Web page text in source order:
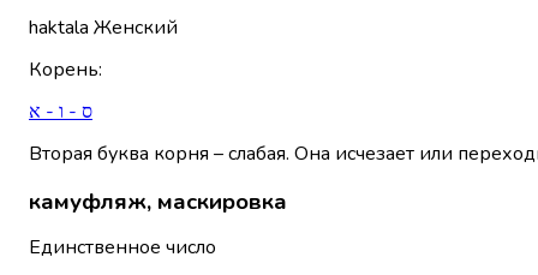
haktala Женский
Корень:
ס - ו - א
Вторая буква корня – слабая. Она исчезает или
камуфляж, маскировка
Единственное число